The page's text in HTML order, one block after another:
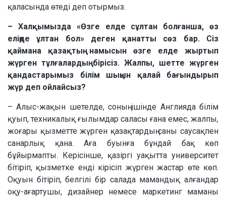
қаласында өтеді деп отырмыз.
– Халқымызда «Өзге елде сұлтан болғанша, өз
еліңде ұлтан бол» деген қанатты сөз бар. Сіз
қаймана қазақтың намысын өзге елде жыртып
жүрген тұлғалардың бірісіз. Жалпы, шетте жүрген
қандастарымыз білім шыңын қалай бағындырып
жүр деп ойлайсыз?
– Алыс-жақын шетелде, соның ішінде Англияда білім
қуып, техникалық ғылымдар саласы ғана емес, жалпы,
жоғары қызметте жүрген қазақтардың саны саусақпен
санарлық қана. Аға буынға бұндай бақ көп
бұйырмапты. Керісінше, қазіргі уақытта университет
бітіріп, қызметке енді кірісіп жүрген жастар өте көп.
Оқуын бітіріп, белгілі бір салада мамандық алғандар
оқу-ағартушы, дизайнер немесе маркетинг маманы